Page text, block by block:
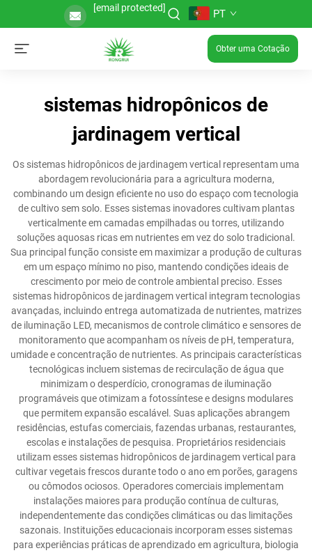
[email protected] PT
Obter uma Cotação
sistemas hidropônicos de
jardinagem vertical
Os sistemas hidropônicos de jardinagem vertical representam uma
abordagem revolucionária para a agricultura moderna,
combinando um design eficiente no uso do espaço com tecnologia
de cultivo sem solo. Esses sistemas inovadores cultivam plantas
verticalmente em camadas empilhadas ou torres, utilizando
soluções aquosas ricas em nutrientes em vez do solo tradicional.
Sua principal função consiste em maximizar a produção de culturas
em um espaço mínimo no piso, mantendo condições ideais de
crescimento por meio de controle ambiental preciso. Esses
sistemas hidropônicos de jardinagem vertical integram tecnologias
avançadas, incluindo entrega automatizada de nutrientes, matrizes
de iluminação LED, mecanismos de controle climático e sensores de
monitoramento que acompanham os níveis de pH, temperatura,
umidade e concentração de nutrientes. As principais características
tecnológicas incluem sistemas de recirculação de água que
minimizam o desperdício, cronogramas de iluminação
programáveis que otimizam a fotossíntese e designs modulares
que permitem expansão escalável. Suas aplicações abrangem
residências, estufas comerciais, fazendas urbanas, restaurantes,
escolas e instalações de pesquisa. Proprietários residenciais
utilizam esses sistemas hidropônicos de jardinagem vertical para
cultivar vegetais frescos durante todo o ano em porões, garagens
ou cômodos ociosos. Operadores comerciais implementam
instalações maiores para produção contínua de culturas,
independentemente das condições climáticas ou das limitações
sazonais. Instituições educacionais incorporam esses sistemas
para experiências práticas de aprendizado em agricultura, biologia